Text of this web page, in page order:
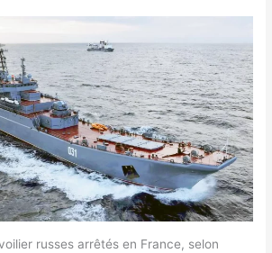
russes arrêtés en France, selon